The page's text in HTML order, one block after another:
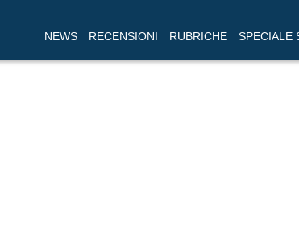
NEWS RECENSIONI RUBRICHE SPECIALE